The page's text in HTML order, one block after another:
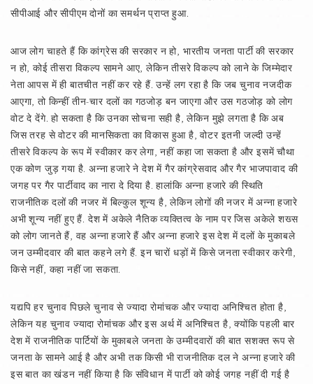
सीपीआई और सीपीएम दोनों का समर्थन प्राप्त हुआ.
आज लोग चाहते हैं कि कांग्रेस की सरकार न हो, भारतीय जनता पार्टी की सरकार
न हो, कोई तीसरा विकल्प सामने आए, लेकिन तीसरे विकल्प को लाने के जिम्मेदार
नेता आपस में ही बातचीत नहीं कर रहे हैं. उन्हें लग रहा है कि जब चुनाव नजदीक
आएगा, तो किन्हीं तीन-चार दलों का गठजोड़ बन जाएगा और उस गठजोड़ को लोग
वोट दे देंगे. हो सकता है कि उनका सोचना सही है, लेकिन मुझे लगता है कि अब
जिस तरह से वोटर की मानसिकता का विकास हुआ है, वोटर इतनी जल्दी उन्हें
तीसरे विकल्प के रूप में स्वीकार कर लेगा, नहीं कहा जा सकता है और इसमें चौथा
एक कोण जुड़ गया है. अन्ना हजारे ने देश में गैर कांग्रेसवाद और गैर भाजपावाद की
जगह पर गैर पार्टीवाद का नारा दे दिया है. हालांकि अन्ना हजारे की स्थिति
राजनीतिक दलों की नजर में बिल्कुल शून्य है, लेकिन लोगों की नजर में अन्ना हजारे
अभी शून्य नहीं हुए हैं. देश में अकेले नैतिक व्यक्तित्व के नाम पर जिस अकेले शख्स
को लोग जानते हैं, वह अन्ना हजारे हैं और अन्ना हजारे इस देश में दलों के मुकाबले
जन उम्मीदवार की बात कहने लगे हैं. इन चारों धड़ों में किसे जनता स्वीकार करेगी,
किसे नहीं, कहा नहीं जा सकता.
यद्यपि हर चुनाव पिछले चुनाव से ज्यादा रोमांचक और ज्यादा अनिश्‍चित होता है,
लेकिन यह चुनाव ज्यादा रोमांचक और इस अर्थ में अनिश्‍चित है, क्योंकि पहली बार
देश में राजनीतिक पार्टियों के मुकाबले जनता के उम्मीदवारों की बात सशक्त रूप से
जनता के सामने आई है और अभी तक किसी भी राजनीतिक दल ने अन्ना हजारे की
इस बात का खंडन नहीं किया है कि संविधान में पार्टी को कोई जगह नहीं दी गई है